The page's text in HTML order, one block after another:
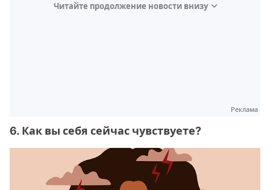
Читайте продолжение новости внизу
Реклама
6. Как вы себя сейчас чувствуете?